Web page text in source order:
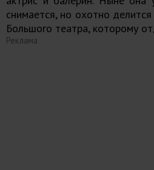
снимается, но охотно
Большого театра, которому
Реклама